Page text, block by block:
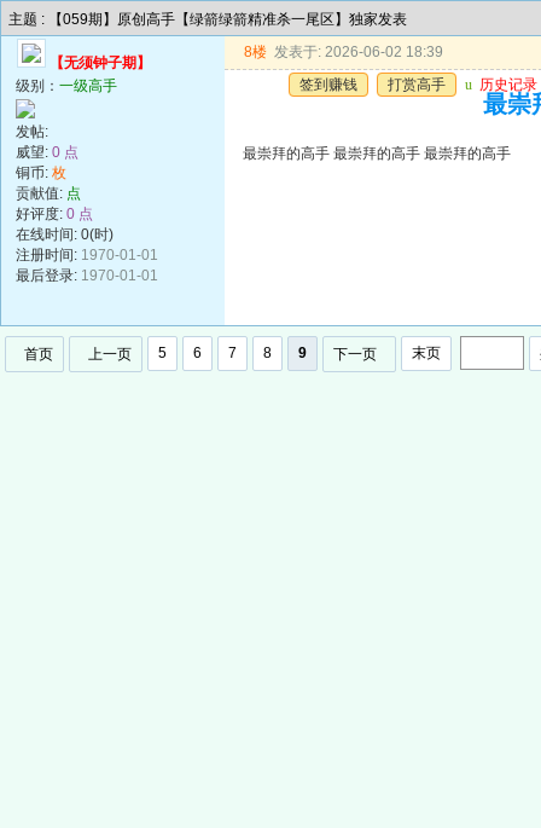
主题 : 【059期】原创高手【绿箭绿箭精准杀一尾区】独家发表
【无须钟子期】
级别： 一级高手
发帖:
威望: 0 点
铜币: 枚
贡献值: 点
好评度: 0 点
在线时间: 0(时)
注册时间: 1970-01-01
最后登录: 1970-01-01
8楼 发表于: 2026-06-02 18:39
签到赚钱
打赏高手 u 历史记录
最崇
最崇拜的高手 最崇拜的高手 最崇拜的高手
首页 上一页 5 6 7 8 9 下一页 末页